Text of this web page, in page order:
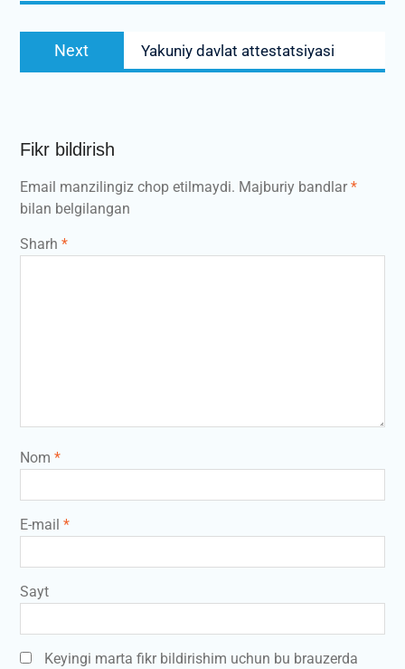
Next
Next
post:
Yakuniy davlat attestatsiyasi
Fikr bildirish
Email manzilingiz chop etilmaydi. Majburiy bandlar*
bilan belgilangan
Sharh *
Nom *
E-mail *
Sayt
Keyingi marta fikr bildirishim uchun bu brauzerda